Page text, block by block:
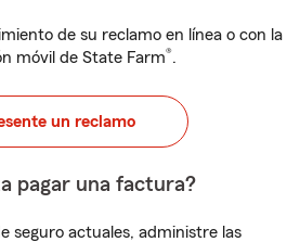
de su reclamo en línea o con la
móvil de State Farm®.
un reclamo
pagar una factura?
seguro actuales, administre las